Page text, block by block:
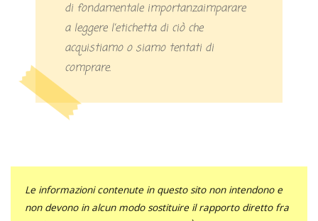
di fondamentale importanzaimparare
a leggere l’etichetta di ciò che
acquistiamo o siamo tentati di
comprare.
Le informazioni contenute in questo sito non intendono e
non devono in alcun modo sostituire il rapporto diretto fra